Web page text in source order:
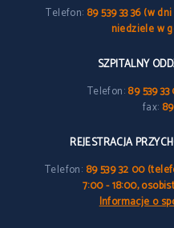
Telefon: 89 539 33 36 (w
niedziele w
SZPITALNY
Telefon:89 539
fax:
REJESTRACJA
Telefon: 89 539 32 00
7:00 - 18:00,
Informacje o